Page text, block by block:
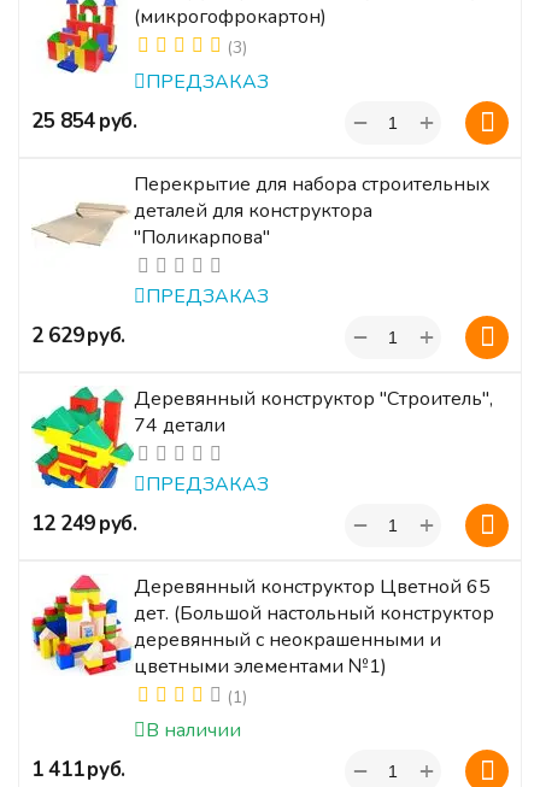
(микрогофрокартон)
(3)
ПРЕДЗАКАЗ
‍25 854‍руб. +
−
Перекрытие для набора строительных
деталей для конструктора
"Поликарпова"
ПРЕДЗАКАЗ
‍2 629‍руб. +
−
Деревянный конструктор "Строитель",
74 детали
ПРЕДЗАКАЗ
‍12 249‍руб. +
−
Деревянный конструктор Цветной 65
дет. (Большой настольный конструктор
деревянный с неокрашенными и
цветными элементами №1)
(1)
В наличии
‍1 411‍руб. +
−